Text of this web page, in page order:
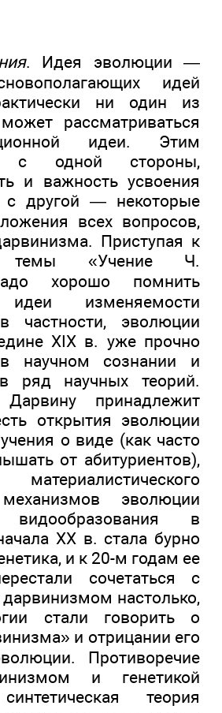
. Идея эволюции —
идей
ни один из
рассматриваться
идеи. Этим
с одной стороны,
и важность усвоения
другой — некоторые
всех вопросов,
Приступая к
темы «Учение Ч.
хорошо помнить
изменяемости
частности, эволюции
XIX в. уже прочно
в научном сознании и
ряд научных теорий.
принадлежит
открытия эволюции
о виде (как часто
от абитуриентов),
эволюции
в
XX в. стала бурно
и к 20-м годам ее
сочетаться с
настолько,
стали говорить о
и отрицании его
Противоречие
и генетикой
теория